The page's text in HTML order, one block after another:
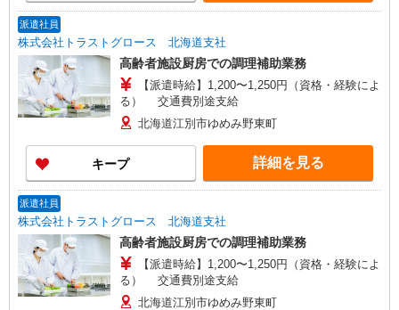
派遣社員
株式会社トラストグロース 北海道支社
高齢者施設厨房での調理補助業務
【派遣時給】1,200〜1,250円（資格・経験によ
る） 交通費別途支給
北海道江別市ゆめみ野東町
キープ 詳細を見る
派遣社員
株式会社トラストグロース 北海道支社
高齢者施設厨房での調理補助業務
【派遣時給】1,200〜1,250円（資格・経験によ
る） 交通費別途支給
北海道江別市ゆめみ野東町